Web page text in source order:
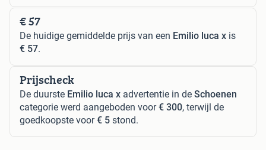
€ 57
De huidige gemiddelde prijs van een Emilio luca x is
€ 57.
Prijscheck
De duurste Emilio luca x advertentie in de Schoenen
categorie werd aangeboden voor€ 300, terwijl de
goedkoopste voor€ 5 stond.